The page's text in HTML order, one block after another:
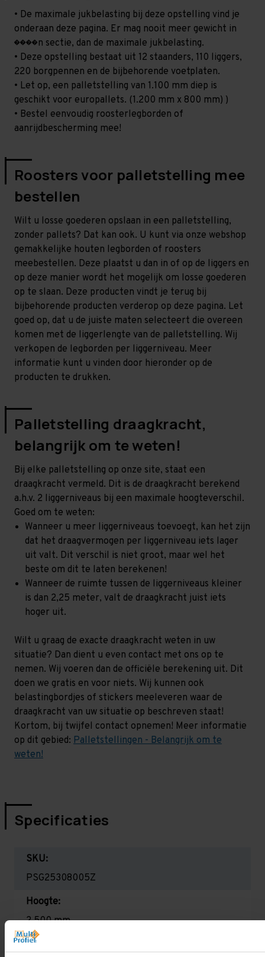
• De maximale jukbelasting bij deze opstelling vind je
onderaan deze pagina. Er mag nooit meer gewicht in
����n sectie, dan de maximale jukbelasting.
• Deze opstelling bestaat uit 12 staanders, 110 liggers,
220 borgpennen en de bijbehorende voetplaten.
• Let op, een palletstelling van 1.100 mm diep is
geschikt voor europallets. (1.200 mm x 800 mm) )
• Bestel eenvoudig roosterlegborden of
aanrijdbescherming mee!
Roosters voor palletstelling mee
bestellen
Wilt u losse goederen opslaan in een palletstelling,
zonder pallets? Dat kan ook. U kunt via onze webshop
gemakkelijke houten legborden of roosters
meebestellen. Deze plaatst u dan in of op de liggers en
op deze manier wordt het mogelijk om losse goederen
op te slaan. Deze producten vindt je terug bij
bijbehorende producten verderop op deze pagina. Let
goed op, dat u de juiste maten selecteert die overeen
komen met de liggerlengte van de palletstelling. Wij
verkopen de legborden per liggerniveau. Meer
informatie kunt u vinden door hieronder op de
producten te drukken.
Palletstelling draagkracht,
belangrijk om te weten!
Bij elke palletstelling op onze site, staat een
draagkracht vermeld. Dit is de draagkracht berekend
a.h.v. 2 liggerniveaus bij een maximale hoogteverschil.
Goed om te weten:
Wanneer u meer liggerniveaus toevoegt, kan het zijn
dat het draagvermogen per liggerniveau iets lager
uit valt. Dit verschil is niet groot, maar wel het
beste om dit te laten berekenen!
Wanneer de ruimte tussen de liggerniveaus kleiner
is dan 2,25 meter, valt de draagkracht juist iets
hoger uit.
Wilt u graag de exacte draagkracht weten in uw
situatie? Dan dient u even contact met ons op te
nemen. Wij voeren dan de officiële berekening uit. Dit
doen we gratis en voor niets. Wij kunnen ook
belastingbordjes of stickers meeleveren waar de
draagkracht van uw situatie op beschreven staat!
Kortom, bij twijfel contact opnemen! Meer informatie
op dit gebied: Palletstellingen - Belangrijk om te
weten!
Specificaties
SKU:
PSG25308005Z
Hoogte:
2.500 mm
Diepte: